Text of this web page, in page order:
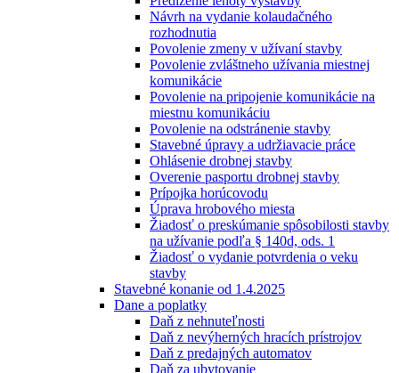
Návrh na vydanie kolaudačného
rozhodnutia
Povolenie zmeny v užívaní stavby
Povolenie zvláštneho užívania miestnej
komunikácie
Povolenie na pripojenie komunikácie na
miestnu komunikáciu
Povolenie na odstránenie stavby
Stavebné úpravy a udržiavacie práce
Ohlásenie drobnej stavby
Overenie pasportu drobnej stavby
Prípojka horúcovodu
Úprava hrobového miesta
Žiadosť o preskúmanie spôsobilosti stavby
na užívanie podľa § 140d, ods. 1
Žiadosť o vydanie potvrdenia o veku
stavby
Stavebné konanie od 1.4.2025
Dane a poplatky
Daň z nehnuteľnosti
Daň z nevýherných hracích prístrojov
Daň z predajných automatov
Daň za ubytovanie